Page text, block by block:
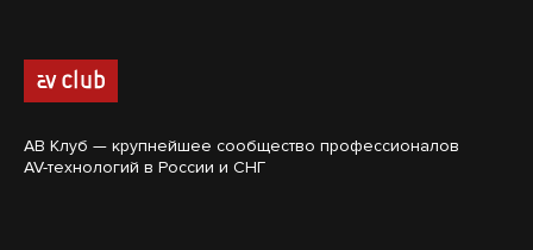
АВ Клуб — крупнейшее сообщество профессионалов
AV-технологий в России и СНГ